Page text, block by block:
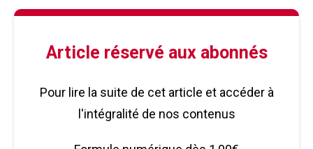
Article réservé aux abonnés
Pour lire la suite de cet article et accéder à
l'intégralité de nos contenus